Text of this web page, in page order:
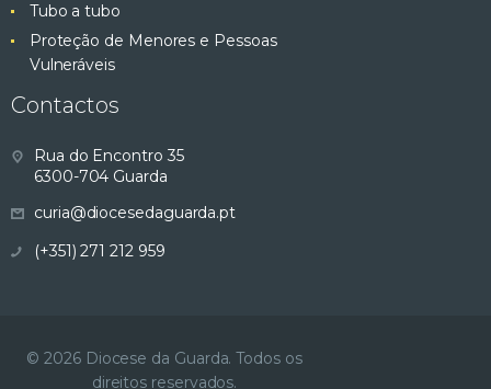
Tubo a tubo
Proteção de Menores e Pessoas
Vulneráveis
Contactos
Rua do Encontro 35
6300-704 Guarda
curia@diocesedaguarda.pt
(+351) 271 212 959
© 2026 Diocese da Guarda. Todos os
direitos reservados.